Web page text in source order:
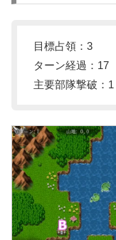
目標占領：3
ターン経過：17
主要部隊撃破：1